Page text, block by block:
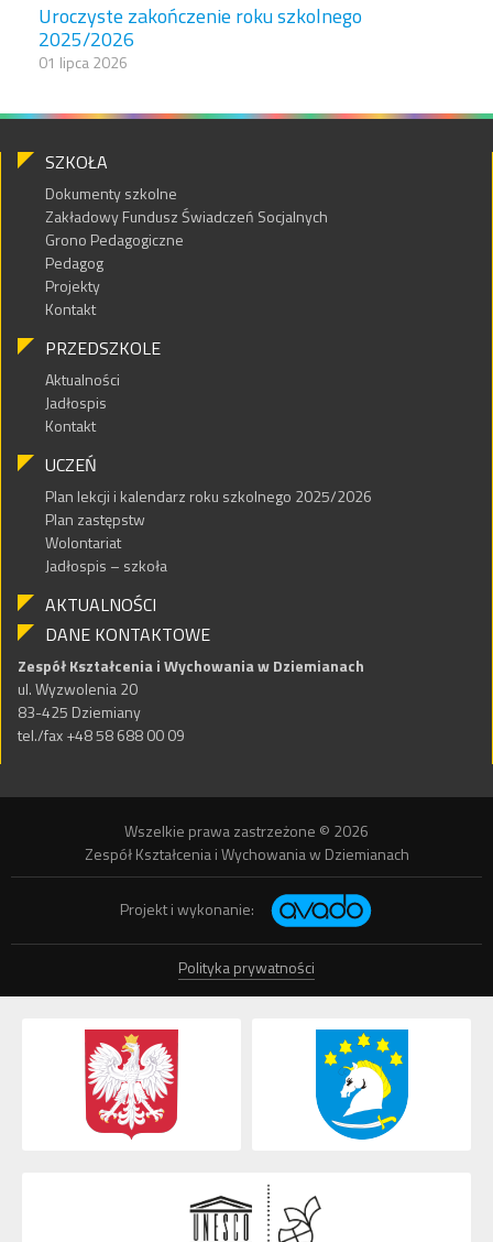
Uroczyste zakończenie roku szkolnego
2025/2026
01 lipca 2026
SZKOŁA
Dokumenty szkolne
Zakładowy Fundusz Świadczeń Socjalnych
Grono Pedagogiczne
Pedagog
Projekty
Kontakt
PRZEDSZKOLE
Aktualności
Jadłospis
Kontakt
UCZEŃ
Plan lekcji i kalendarz roku szkolnego 2025/2026
Plan zastępstw
Wolontariat
Jadłospis – szkoła
AKTUALNOŚCI
DANE KONTAKTOWE
Zespół Kształcenia i Wychowania w Dziemianach
ul. Wyzwolenia 20
83-425 Dziemiany
tel./fax +48 58 688 00 09
Wszelkie prawa zastrzeżone © 2026
Zespół Kształcenia i Wychowania w Dziemianach
Projekt i wykonanie:
Polityka prywatności